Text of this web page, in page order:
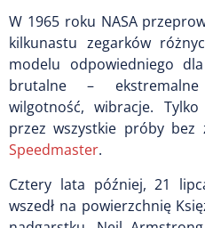
W 1965 roku NASA
kilkunastu zegarków
modelu odpowiedniego
brutalne –
wilgotność, wibracje.
przez wszystkie próby bez
Speedmaster.
Cztery lata później, 21
wszedł na powierzchnię